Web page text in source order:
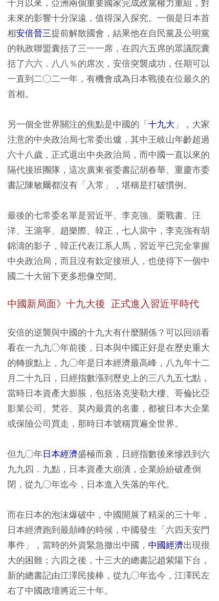
十月以來，亞洲兩個重要國家完成政黨權力重組，對
未來的影響十分深遠，值得深入探究。一個是日本首
相安倍晉三提前解散國會，結果他在自民黨及公明黨
的執政聯盟囊括了三一一席，在四六五席的眾議院囊
括了六六．八八％的席次，安倍突襲成功，任期可以
一直到二○二一年，有機會成為日本戰後在位最久的
首相。
另一個全世界關注的焦點是中國的「十九大 」，大家
注意的中央政治局七常委出爐，其中王岐山年齡超過
六十八歲，正式退出中央政治局，而中國一直以來的
隔代接班團隊，這次廣東省委書記胡春華、重慶市委
書記陳敏爾都沒有「入常」，堪稱是打破慣例。
最後的七常委名單是習近平、李克強、栗戰書、汪
洋、王滬寧、趙樂際、韓正，七人當中，李克強有胡
錦濤的影子，韓正代表江系人馬，習近平已完全掌握
中央政治局，而且沒有欽定接班人，也使得下一個中
國二十大留下更多想像空間。
中國新局面》十九大後 正式進入習近平時代
安倍的逆襲與中國的十九大有什麼關係？可以回頭看
看在一九九○年前後，日本與中國正好是在歷史重大
的轉捩點上，九○年是日本經濟最高峰，八九年十二
月二十九日，日經指數漲到歷史上的三八九五七點，
當時日本資產大膨脹，包括洛克斐勒大樓、哥倫比亞
影業公司、梵谷、莫內最貴的名畫，都被日本大企業
或保險公司買走，那時日本號稱買遍全世界。
但九○年日本經濟盛極而衰，日經指數後來慘跌到六
九九四．九點，日本資產大崩潰，企業紛紛破產倒
閉，從九○年迄今，日本進入失落的年代。
而在日本的泡沫爆破中，中國開展了精采的三十年，
日本經濟跑到最顛峰的時候，中國發生「六四天安門
事件」，當時的外資緊急撤出中國， 中國經濟出現很
大的困難；六四之後，十三大的總書記趙紫陽下台，
新的總書記由江澤民接棒，從九○年迄今，江澤民左
右了中國政壇將近三十年。